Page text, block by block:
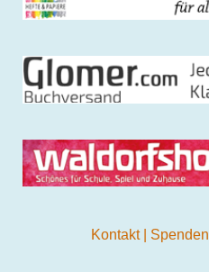
Kontakt Spenden